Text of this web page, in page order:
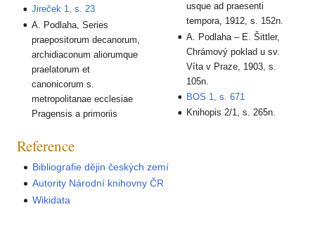
Jireček 1, s. 23
A. Podlaha, Series
praepositorum decanorum,
archidiaconum aliorumque
praelatorum et
canonicorum s.
metropolitanae ecclesiae
Pragensis a primoriis
usque ad praesenti
tempora, 1912, s. 152n.
A. Podlaha – E. Šittler,
Chrámový poklad u sv.
Víta v Praze, 1903, s.
105n.
BOS 1, s. 671
Knihopis 2/1, s. 265n.
Reference
Bibliografie dějin českých zemí
Autority Národní knihovny ČR
Wikidata